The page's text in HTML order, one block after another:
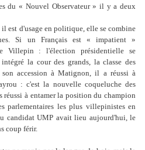
du « Nouvel Observateur » il y a deux
est d'usage en politique, elle se combine
Si un Français est « impatient »
Villepin : l'élection présidentielle se
la cour des grands, la classe des
accession à Matignon, il a réussi à
: c'est la nouvelle coqueluche des
réussi à entamer la position du champion
parlementaires les plus villepinistes en
candidat UMP avait lieu aujourd'hui, le
coup férir.